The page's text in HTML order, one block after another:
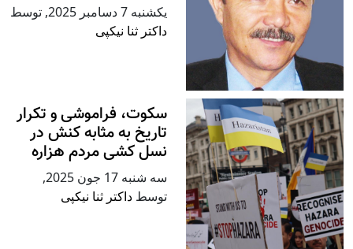
يكشنبه 7 دسامبر 2025 , توسط
داکتر ثنا نیکپی
سکوت، فراموشی و تکرار
تاريخ به مثابه کنش در
نسل کشی مردم هزاره
سه شنبه 17 جون 2025
,
توسط داکتر ثنا نیکپی